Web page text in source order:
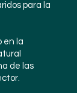
para la
en la
de las